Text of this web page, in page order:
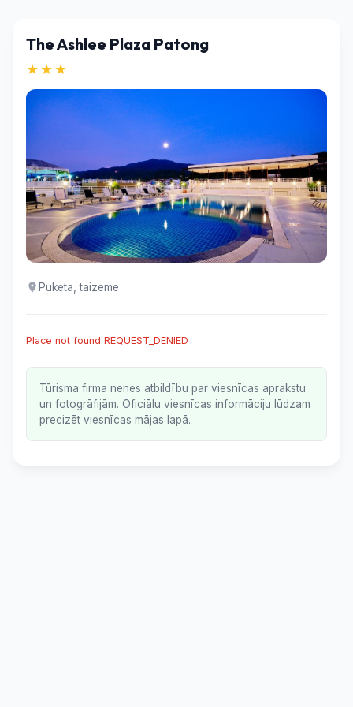
The Ashlee Plaza Patong
★★★
Puketa, taizeme
Place not found REQUEST_DENIED
Tūrisma firma nenes atbildību par viesnīcas aprakstu
un fotogrāfijām. Oficiālu viesnīcas informāciju lūdzam
precizēt viesnīcas mājas lapā.